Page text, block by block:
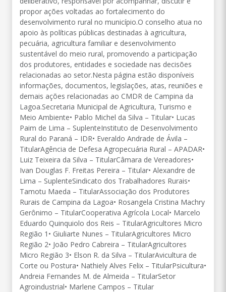
propor ações voltadas ao fortalecimento do
desenvolvimento rural no município.O conselho atua no
apoio às políticas públicas destinadas à agricultura,
pecuária, agricultura familiar e desenvolvimento
sustentável do meio rural, promovendo a participação
dos produtores, entidades e sociedade nas decisões
relacionadas ao setor.Nesta página estão disponíveis
informações, documentos, legislações, atas, reuniões e
demais ações relacionadas ao CMDR de Campina da
Lagoa.Secretaria Municipal de Agricultura, Turismo e
Meio Ambiente• Pablo Michel da Silva – Titular• Lucas
Paim de Lima – SuplenteInstituto de Desenvolvimento
Rural do Paraná – IDR• Everaldo Andrade de Ávila –
TitularAgência de Defesa Agropecuária Rural – APADAR•
Luiz Teixeira da Silva – TitularCâmara de Vereadores•
Ivan Douglas F. Freitas Pereira – Titular• Alexandre de
Lima – SuplenteSindicato dos Trabalhadores Rurais•
Tamotu Maeda – TitularAssociação dos Produtores
Rurais de Campina da Lagoa• Rosangela Cristina Machry
Gerônimo – TitularCooperativa Agrícola Local• Marcelo
Eduardo Quinquiolo dos Reis – TitularAgricultores Micro
Região 1• Giuliarte Nunes – TitularAgricultores Micro
Região 2• João Pedro Cabreira – TitularAgricultores
Micro Região 3• Elson R. da Silva – TitularAvicultura de
Corte ou Postura• Nathiely Alves Felix – TitularPsicultura•
Andreia Fernandes M. de Almeida – TitularSetor
Agroindustrial• Marlene Campos – Titular